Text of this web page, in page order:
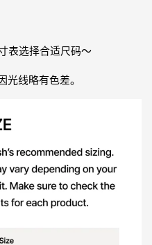
表选择合适尺码～
线略有色差。